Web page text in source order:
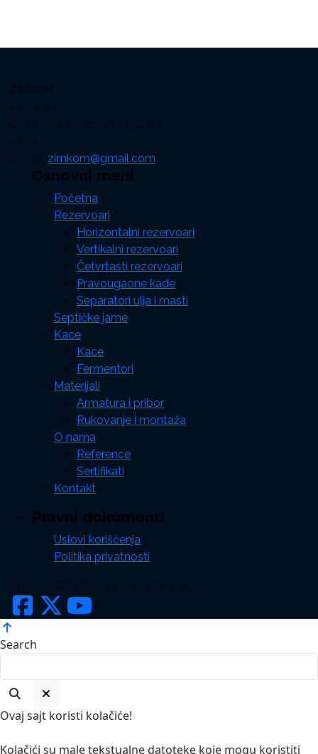
zimkom@gmail.com
Osnovni meni
Početna
Rezervoari
Horizontalni rezervoari
Vertikalni rezervoari
Četvrtasti rezervoari
Pravougaone kade
Separatori ulja i masti
Septičke jame
Kace
Kace
Fermentori
Materijali
Armatura i pribor
Rukovanje i montaža
O nama
Reference
Sertifikati
Kontakt
Pravni dokumenti
Uslovi korišćenja
Politika privatnosti
Search
Ovaj sajt koristi kolačiće!
Kolačići su male tekstualne datoteke koje mogu koristiti